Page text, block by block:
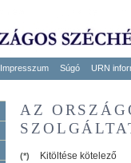
Impresszum Súgó URN
AZ
(*)
Kitöltése kötelező